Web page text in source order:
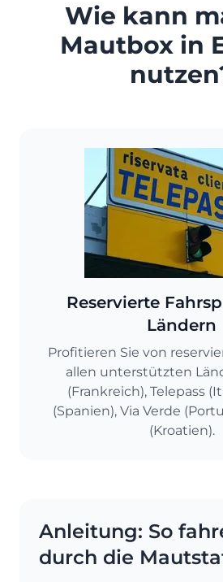
Wie kann
Mautbox in
Reservierte
Ländern
Profitieren Sie von
allen unterstützten
(Frankreich), Telepass
(Spanien), Via Verde
(Kroatien).
Anleitung: So
durch die